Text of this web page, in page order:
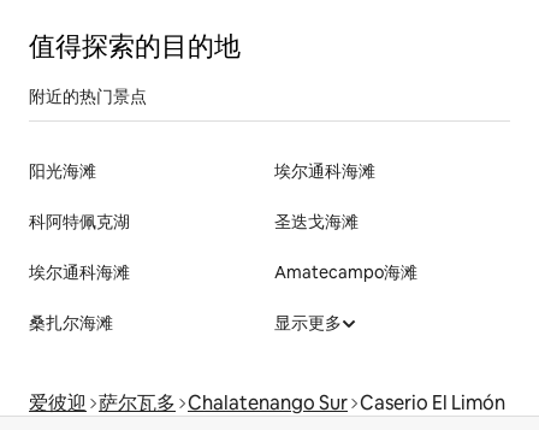
值得探索的目的地
附近的热门景点
阳光海滩 埃尔通科海滩
科阿特佩克湖 圣迭戈海滩
埃尔通科海滩 Amatecampo海滩
桑扎尔海滩 显示更多
爱彼迎 萨尔瓦多 Chalatenango Sur Caserio El Limón